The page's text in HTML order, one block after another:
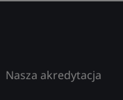
Nasza akredytacja